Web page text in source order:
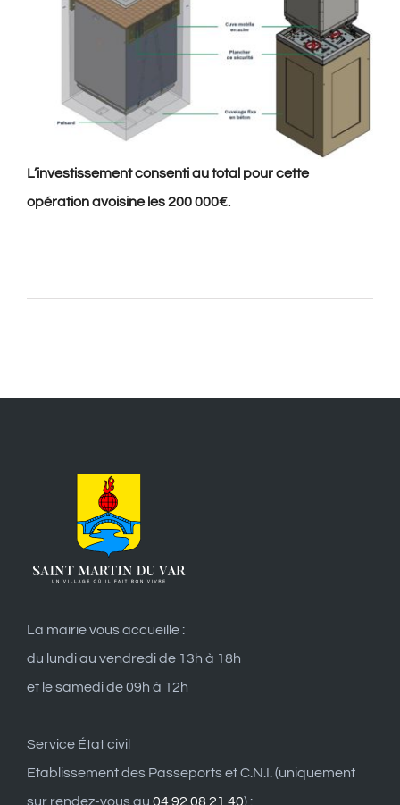
L’investissement consenti au total pour cette
opération avoisine les 200 000€.
La mairie vous accueille :
du lundi au vendredi de 13h à 18h
et le samedi de 09h à 12h
Service État civil
Etablissement des Passeports et C.N.I. (uniquement
sur rendez-vous au 04 92 08 21 40) :